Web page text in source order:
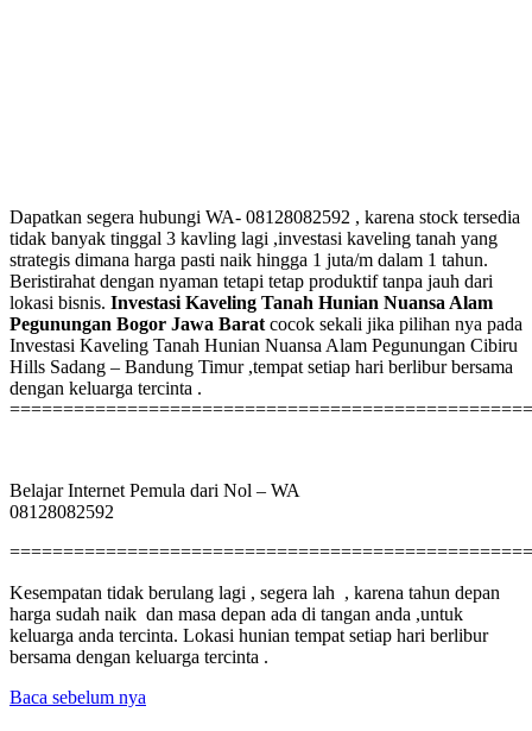
Dapatkan segera hubungi WA- 08128082592 , karena stock tersedia
tidak banyak tinggal 3 kavling lagi ,investasi kaveling tanah yang
strategis dimana harga pasti naik hingga 1 juta/m dalam 1 tahun.
Beristirahat dengan nyaman tetapi tetap produktif tanpa jauh dari
lokasi bisnis. Investasi Kaveling Tanah Hunian Nuansa Alam
Pegunungan Bogor Jawa Barat cocok sekali jika pilihan nya pada
Investasi Kaveling Tanah Hunian Nuansa Alam Pegunungan Cibiru
Hills Sadang – Bandung Timur ,tempat setiap hari berlibur bersama
dengan keluarga tercinta .
Belajar Internet Pemula dari Nol – WA
08128082592
Kesempatan tidak berulang lagi , segera lah , karena tahun depan
harga sudah naik dan masa depan ada di tangan anda ,untuk
keluarga anda tercinta. Lokasi hunian tempat setiap hari berlibur
bersama dengan keluarga tercinta .
Baca sebelum nya